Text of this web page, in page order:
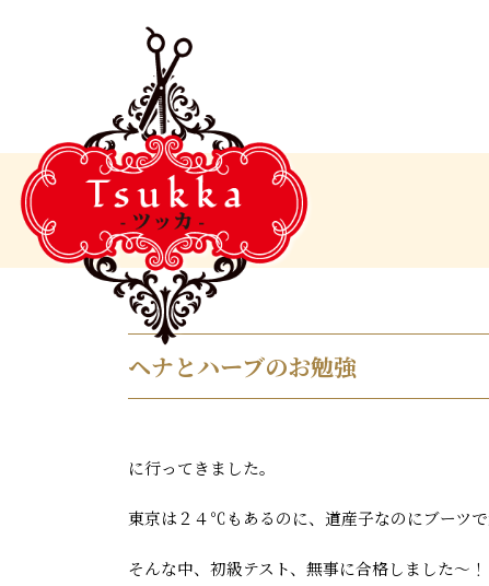
ヘナとハーブのお勉強
に行ってきました。
東京は２４℃もあるのに、道産子なのにブーツで
そんな中、初級テスト、無事に合格しました〜！